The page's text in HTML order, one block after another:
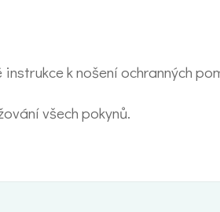
k nošení ochranných
všech pokynů.